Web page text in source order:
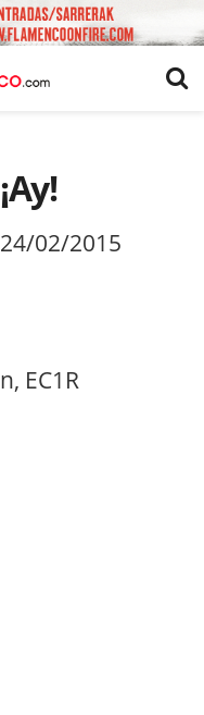
02/2015
EC1R